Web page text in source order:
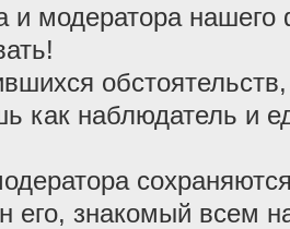
и модератора
как наблюдатель и
его, знакомый всем